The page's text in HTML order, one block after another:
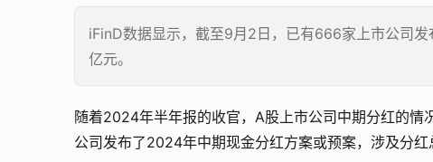
iFinD数据显示，截至9月2日，已有666家上市公司
亿元。
随着2024年半年报的收官，A股上市公司中期分红的
公司发布了2024年中期现金分红方案或预案，涉及分红